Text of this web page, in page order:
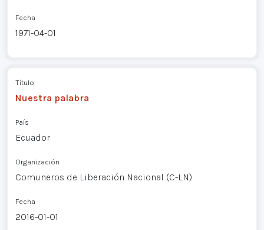
Fecha
1971-04-01
Título
Nuestra palabra
País
Ecuador
Organización
Comuneros de Liberación Nacional (C-LN)
Fecha
2016-01-01